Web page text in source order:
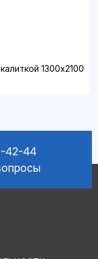
1300х2100
42-44